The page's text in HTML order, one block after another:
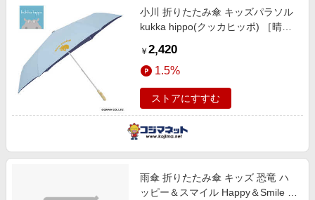
小川 折りたたみ傘 キッズパラソル
kukka hippo(クッカヒッポ) ［晴雨
24KH-KSP-1M
￥ 2,420
1.5%
ストアにすすむ
雨傘 折りたたみ傘 キッズ 恐竜 ハ
ッピー＆スマイル Happy＆Smile 恐